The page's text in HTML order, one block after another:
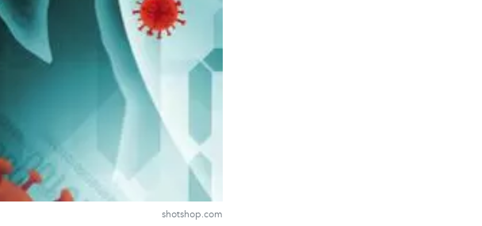
shotshop.com